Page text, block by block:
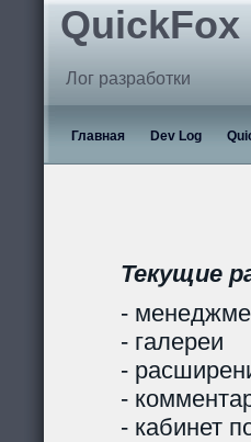
QuickFox
Лог разработки
Главная Dev Log
Текущие
-
- галереи
-
-
- кабинет